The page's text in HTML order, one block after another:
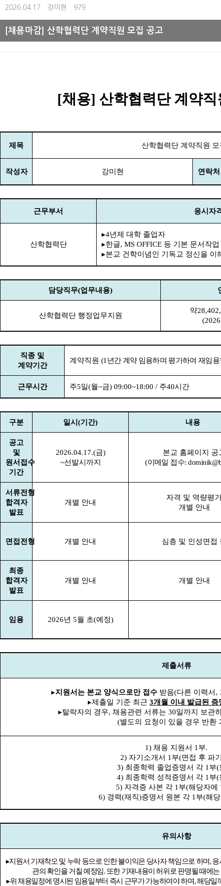
2026.04.17 강미현 979
[채용마감] 산학협력단 계약직원 모집 공고
[채용] 산학협력단 계약
제목 산학협력단 계약직원 모
작성자 강미현 연락처
근무부서 응시자
산학협력단
▸4년제 대학 졸업자
▸한글, MS OFFICE 등 기본 문서작
▸본교 건학이념인 기독교 정신을 이
담당직무(업무내용)
산학협력단 행정업무지원
약
(2026
직종 및
계약기간
계약직원 (1 년간 계약 임용하며 평가하여 재임
근무시간 주5일(월~금) 09:00~18:00 / 주40시간
구분 일시 (기간) 내용
공고
및
원서접수
기간
2026.04.17.(금)
~선발시까지
본교 홈페이지 공
(이메일 접수: dominik
서류전형
합격자
발표
개별 안내
자격 및 역량평
개별 안내
면접전형 개별 안내 심층 및 인성면접
최종
합격자
발표
개별 안내 개별 안내
임용 2026년 5월 초(예정)
제출서류
▸지원서는 본교 양식으로만 접수 받음(다른 이력서 ,
▸제출일 기준 최근 3개월 이내 발급된 증
▸탈락자의 경우, 채용관련 서류는 30일까지 보관
(별도의 요청이 있을 경우 반환
1) 채용 지원서 1 부.
2) 자기소개서 1 부(면접 후 파
3) 최종학력 졸업증명서 각 1 부(
4) 최종학력 성적증명서 각 1 부(
5) 자격증 사본 각 1 부(해당자에
6) 경력(재직)증명서 원본 각 1 부(해
유의사항
▸지원서 기재착오 및 누락 등으로 인한 불이익은 당사자 책임으로 하며,응
관의 확인을 거칠 예정임. 또한 기재내용이 허위로 판명될 때에
▸위 채용일정에 명시된 임용일부터 즉시 근무가 가능하여야 하며,해당일